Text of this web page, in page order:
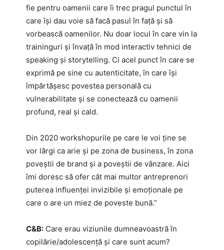
fie pentru oamenii care îi trec pragul punctul în
care își dau voie să facă pasul în față și să
vorbească oamenilor. Nu doar locul în care vin la
traininguri și învață în mod interactiv tehnici de
speaking și storytelling. Ci acel punct în care se
exprimă pe sine cu autenticitate, în care își
împărtășesc povestea personală cu
vulnerabilitate și se conectează cu oamenii
profund, real și cald.
Din 2020 workshopurile pe care le voi ține se
vor lărgi ca arie și pe zona de business, în zona
poveștii de brand și a poveștii de vânzare. Aici
îmi doresc să ofer cât mai multor antreprenori
puterea influenței invizibile și emoționale pe
care o are un miez de poveste bună.”
C&B: Care erau viziunile dumneavoastră în
copilărie/adolescență și care sunt acum?